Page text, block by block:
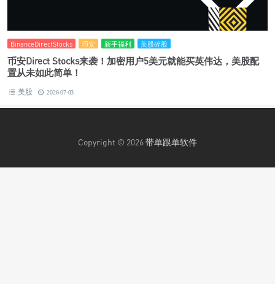
BinanceDirectStocks 币安 新手福利 美股碎股
币安Direct Stocks来袭！加密用户5美元就能买英伟达，美股配
置从未如此简单！
美股 2026-07-03
Copyright © 2026带单跟单软件